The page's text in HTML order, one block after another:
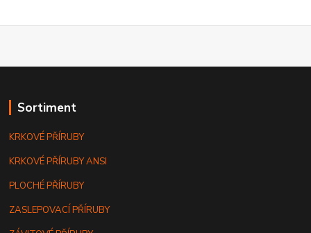
Sortiment
KRKOVÉ PŘÍRUBY
KRKOVÉ PŘÍRUBY ANSI
PLOCHÉ PŘÍRUBY
ZASLEPOVACÍ PŘÍRUBY